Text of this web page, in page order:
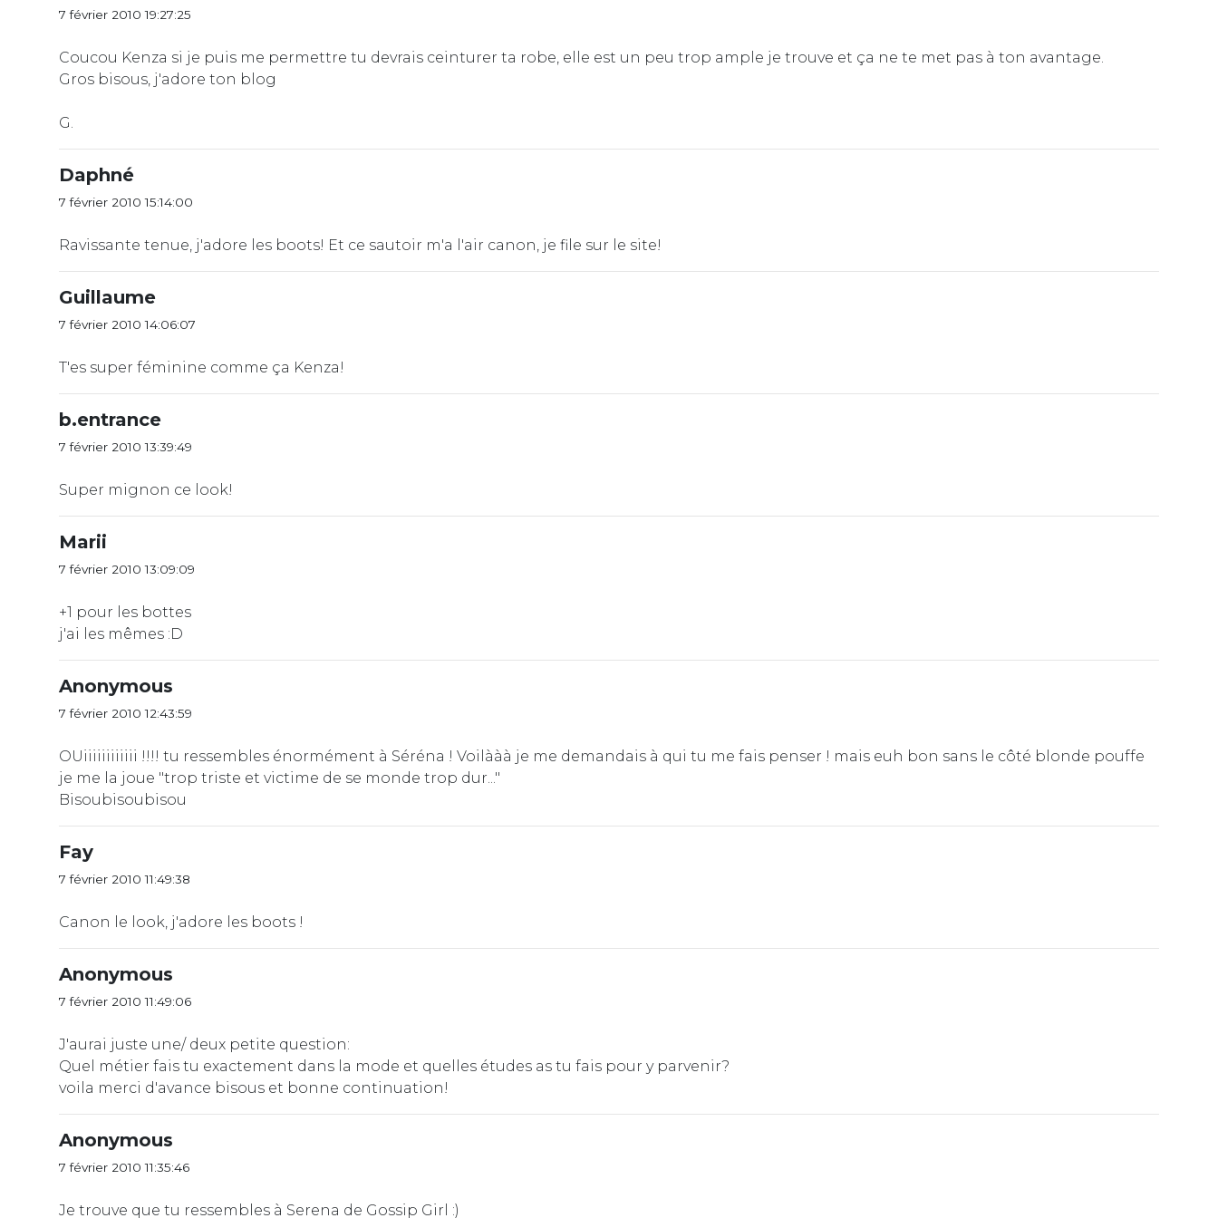
7 février 2010 19:27:25
Coucou Kenza si je puis me permettre tu devrais ceinturer ta robe, elle est un peu trop ample je trouve et ça ne te met pas à ton avantage.
Gros bisous, j'adore ton blog
G.
Daphné
7 février 2010 15:14:00
Ravissante tenue, j'adore les boots! Et ce sautoir m'a l'air canon, je file sur le site!
Guillaume
7 février 2010 14:06:07
T'es super féminine comme ça Kenza!
b.entrance
7 février 2010 13:39:49
Super mignon ce look!
Marii
7 février 2010 13:09:09
+1 pour les bottes
j'ai les mêmes :D
Anonymous
7 février 2010 12:43:59
OUiiiiiiiiiiii !!!! tu ressembles énormément à Séréna ! Voilààà je me demandais à qui tu me fais penser ! mais euh bon sans le côté blonde pouffe
je me la joue "trop triste et victime de se monde trop dur..."
Bisoubisoubisou
Fay
7 février 2010 11:49:38
Canon le look, j'adore les boots !
Anonymous
7 février 2010 11:49:06
J'aurai juste une/ deux petite question:
Quel métier fais tu exactement dans la mode et quelles études as tu fais pour y parvenir?
voila merci d'avance bisous et bonne continuation!
Anonymous
7 février 2010 11:35:46
Je trouve que tu ressembles à Serena de Gossip Girl :)